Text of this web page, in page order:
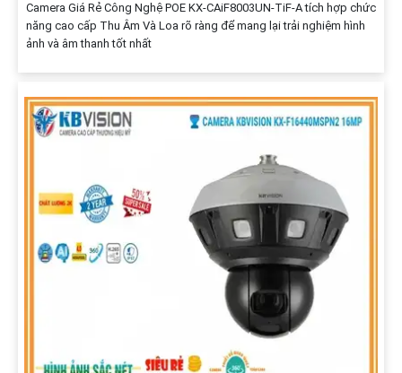
Camera Giá Rẻ Công Nghệ POE KX-CAiF8003UN-TiF-A tích hợp chức
năng cao cấp Thu Âm Và Loa rõ ràng để mang lại trải nghiệm hình
ảnh và âm thanh tốt nhất